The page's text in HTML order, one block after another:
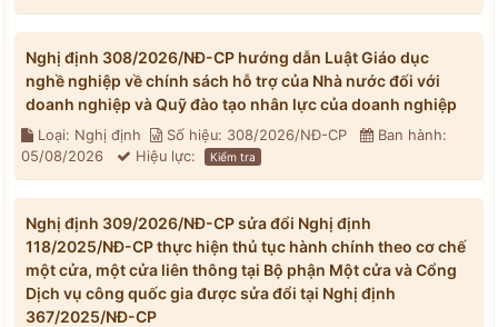
Nghị định 308/2026/NĐ-CP hướng dẫn Luật Giáo dục
nghề nghiệp về chính sách hỗ trợ của Nhà nước đối với
doanh nghiệp và Quỹ đào tạo nhân lực của doanh nghiệp
Loại: Nghị định Số hiệu: 308/2026/NĐ-CP
Ban hành:
05/08/2026
Hiệu lực: Kiểm tra
Nghị định 309/2026/NĐ-CP sửa đổi Nghị định
118/2025/NĐ-CP thực hiện thủ tục hành chính theo cơ chế
một cửa, một cửa liên thông tại Bộ phận Một cửa và Cổng
Dịch vụ công quốc gia được sửa đổi tại Nghị định
367/2025/NĐ-CP